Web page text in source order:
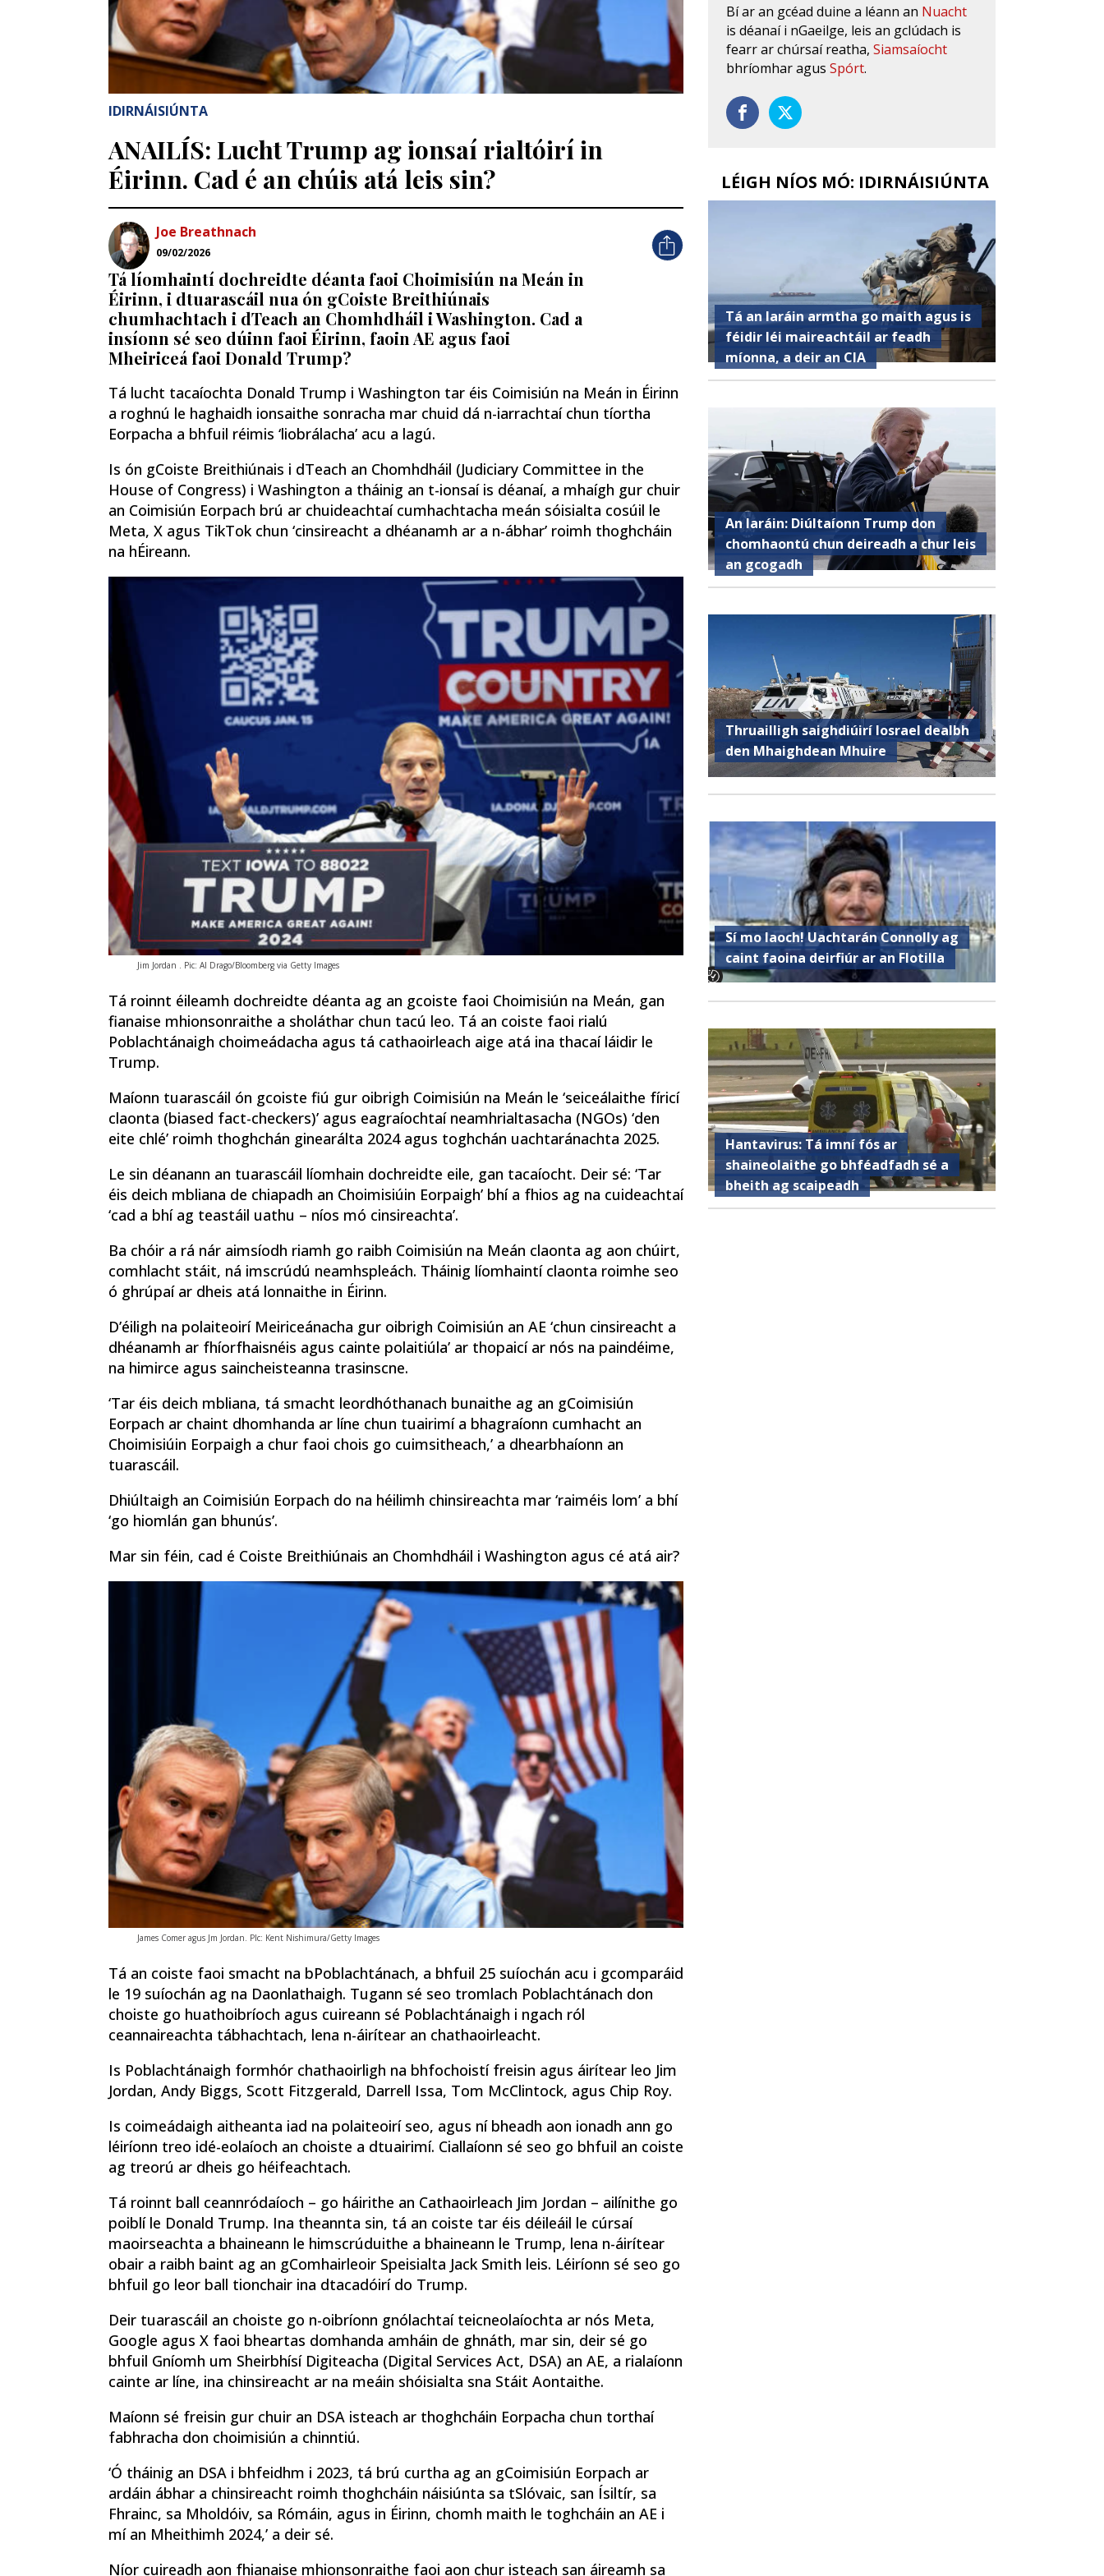
IDIRNÁISIÚNTA
ANAILÍS: Lucht Trump ag ionsaí rialtóirí in
Éirinn. Cad é an chúis atá leis sin?
Joe Breathnach
09/02/2026
Tá líomhaintí dochreidte déanta faoi Choimisiún na Meán in
Éirinn, i dtuarascáil nua ón gCoiste Breithiúnais
chumhachtach i dTeach an Chomhdháil i Washington. Cad a
insíonn sé seo dúinn faoi Éirinn, faoin AE agus faoi
Mheiriceá faoi Donald Trump?
Tá lucht tacaíochta Donald Trump i Washington tar éis Coimisiún na Meán in Éirinn
a roghnú le haghaidh ionsaithe sonracha mar chuid dá n-iarrachtaí chun tíortha
Eorpacha a bhfuil réimis ‘liobrálacha’ acu a lagú.
Is ón gCoiste Breithiúnais i dTeach an Chomhdháil (Judiciary Committee in the
House of Congress) i Washington a tháinig an t-ionsaí is déanaí, a mhaígh gur chuir
an Coimisiún Eorpach brú ar chuideachtaí cumhachtacha meán sóisialta cosúil le
Meta, X agus TikTok chun ‘cinsireacht a dhéanamh ar a n-ábhar’ roimh thoghcháin
na hÉireann.
Jim Jordan . Pic: Al Drago/Bloomberg via Getty Images
Tá roinnt éileamh dochreidte déanta ag an gcoiste faoi Choimisiún na Meán, gan
fianaise mhionsonraithe a sholáthar chun tacú leo. Tá an coiste faoi rialú
Poblachtánaigh choimeádacha agus tá cathaoirleach aige atá ina thacaí láidir le
Trump.
Maíonn tuarascáil ón gcoiste fiú gur oibrigh Coimisiún na Meán le ‘seiceálaithe fíricí
claonta (biased fact-checkers)’ agus eagraíochtaí neamhrialtasacha (NGOs) ‘den
eite chlé’ roimh thoghchán ginearálta 2024 agus toghchán uachtaránachta 2025.
Le sin déanann an tuarascáil líomhain dochreidte eile, gan tacaíocht. Deir sé: ‘Tar
éis deich mbliana de chiapadh an Choimisiúin Eorpaigh’ bhí a fhios ag na cuideachtaí
‘cad a bhí ag teastáil uathu – níos mó cinsireachta’.
Ba chóir a rá nár aimsíodh riamh go raibh Coimisiún na Meán claonta ag aon chúirt,
comhlacht stáit, ná imscrúdú neamhspleách. Tháinig líomhaintí claonta roimhe seo
ó ghrúpaí ar dheis atá lonnaithe in Éirinn.
D’éiligh na polaiteoirí Meiriceánacha gur oibrigh Coimisiún an AE ‘chun cinsireacht a
dhéanamh ar fhíorfhaisnéis agus cainte polaitiúla’ ar thopaicí ar nós na paindéime,
na himirce agus saincheisteanna trasinscne.
‘Tar éis deich mbliana, tá smacht leordhóthanach bunaithe ag an gCoimisiún
Eorpach ar chaint dhomhanda ar líne chun tuairimí a bhagraíonn cumhacht an
Choimisiúin Eorpaigh a chur faoi chois go cuimsitheach,’ a dhearbhaíonn an
tuarascáil.
Dhiúltaigh an Coimisiún Eorpach do na héilimh chinsireachta mar ‘raiméis lom’ a bhí
‘go hiomlán gan bhunús’.
Mar sin féin, cad é Coiste Breithiúnais an Chomhdháil i Washington agus cé atá air?
James Comer agus Jm Jordan. PIc: Kent Nishimura/Getty Images
Tá an coiste faoi smacht na bPoblachtánach, a bhfuil 25 suíochán acu i gcomparáid
le 19 suíochán ag na Daonlathaigh. Tugann sé seo tromlach Poblachtánach don
choiste go huathoibríoch agus cuireann sé Poblachtánaigh i ngach ról
ceannaireachta tábhachtach, lena n-áirítear an chathaoirleacht.
Is Poblachtánaigh formhór chathaoirligh na bhfochoistí freisin agus áirítear leo Jim
Jordan, Andy Biggs, Scott Fitzgerald, Darrell Issa, Tom McClintock, agus Chip Roy.
Is coimeádaigh aitheanta iad na polaiteoirí seo, agus ní bheadh ​​​​aon ionadh ann go
léiríonn treo idé-eolaíoch an choiste a dtuairimí. Ciallaíonn sé seo go bhfuil an coiste
ag treorú ar dheis go héifeachtach.
Tá roinnt ball ceannródaíoch – go háirithe an Cathaoirleach Jim Jordan – ailínithe go
poiblí le Donald Trump. Ina theannta sin, tá an coiste tar éis déileáil le cúrsaí
maoirseachta a bhaineann le himscrúduithe a bhaineann le Trump, lena n-áirítear
obair a raibh baint ag an gComhairleoir Speisialta Jack Smith leis. Léiríonn sé seo go
bhfuil go leor ball tionchair ina dtacadóirí do Trump.
Deir tuarascáil an choiste go n-oibríonn gnólachtaí teicneolaíochta ar nós Meta,
Google agus X faoi bheartas domhanda amháin de ghnáth, mar sin, deir sé go
bhfuil Gníomh um Sheirbhísí Digiteacha (Digital Services Act, DSA) an AE, a rialaíonn
cainte ar líne, ina chinsireacht ar na meáin shóisialta sna Stáit Aontaithe.
Maíonn sé freisin gur chuir an DSA isteach ar thoghcháin Eorpacha chun torthaí
fabhracha don choimisiún a chinntiú.
‘Ó tháinig an DSA i bhfeidhm i 2023, tá brú curtha ag an gCoimisiún Eorpach ar
ardáin ábhar a chinsireacht roimh thoghcháin náisiúnta sa tSlóvaic, san Ísiltír, sa
Fhrainc, sa Mholdóiv, sa Rómáin, agus in Éirinn, chomh maith le toghcháin an AE i
mí an Mheithimh 2024,’ a deir sé.
Níor cuireadh aon fhianaise mhionsonraithe faoi aon chur isteach san áireamh sa
Bí ar an gcéad duine a léann an Nuacht
is déanaí i nGaeilge, leis an gclúdach is
fearr ar chúrsaí reatha,Siamsaíocht
bhríomhar agusSpórt.
LÉIGH NÍOS MÓ: IDIRNÁISIÚNTA
Tá an Iaráin armtha go maith agus is
féidir léi maireachtáil ar feadh
míonna, a deir an CIA
An Iaráin: Diúltaíonn Trump don
chomhaontú chun deireadh a chur leis
an gcogadh
Thruailligh saighdiúirí Iosrael dealbh
den Mhaighdean Mhuire
Sí mo laoch! Uachtarán Connolly ag
caint faoina deirfiúr ar an Flotilla
Hantavirus: Tá imní fós ar
shaineolaithe go bhféadfadh sé a
bheith ag scaipeadh